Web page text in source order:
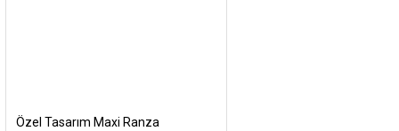
Özel Tasarım Maxi Ranza